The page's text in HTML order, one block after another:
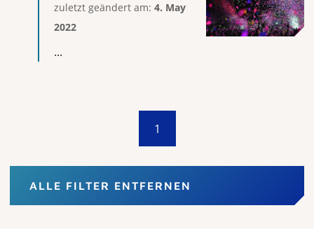
zuletzt geändert am: 4. May
2022
...
1
ALLE FILTER ENTFERNEN